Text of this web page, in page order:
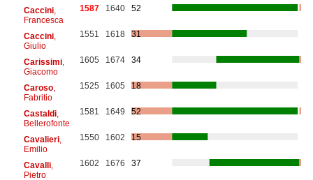
Caccini,
Francesca
1587 1640 52
Caccini,
Giulio
1551 1618 31
Carissimi,
Giacomo
1605 1674 34
Caroso,
Fabritio
1525 1605 18
Castaldi,
Bellerofonte
1581 1649 52
Cavalieri,
Emilio
1550 1602 15
Cavalli,
Pietro
1602 1676 37